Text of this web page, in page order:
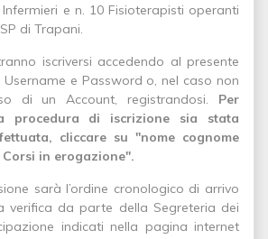
Infermieri e n. 10 Fisioterapisti operanti
di Trapani.
iscriversi accedendo al presente
e Password o, nel caso non
di un Account, registrandosi. Per
procedura di iscrizione sia stata
cliccare su "nome cognome
in erogazione".
sarà l’ordine cronologico di arrivo
verifica da parte della Segreteria dei
indicati nella pagina internet